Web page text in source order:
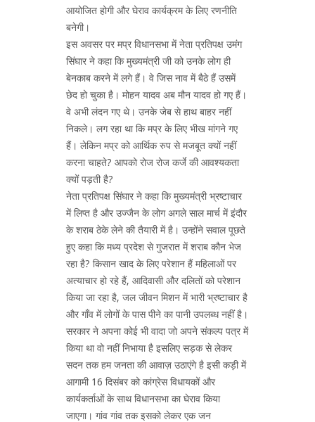
आयोजित होगी और घेराव कार्यक्रम के लिए रणनीति
बनेगी।
इस अवसर पर मप्र विधानसभा में नेता प्रतिपक्ष उमंग
सिंघार ने कहा कि मुख्यमंत्री जी को उनके लोग ही
बेनकाब करने में लगे हैं। वे जिस नाव में बैठे हैं उसमें
छेद हो चुका है। मोहन यादव अब मौन यादव हो गए हैं।
वे अभी लंदन गए थे। उनके जेब से हाथ बाहर नहीं
निकले। लग रहा था कि मप्र के लिए भीख मांगने गए
हैं। लेकिन मप्र को आर्थिक रुप से मजबूत क्यों नहीं
करना चाहते? आपको रोज रोज कर्जे की आवश्यकता
क्यों पड़ती है?
नेता प्रतिपक्ष सिंघार ने कहा कि मुख्यमंत्री भ्रष्टाचार
में लिप्त है और उज्जैन के लोग अगले साल मार्च में इंदौर
के शराब ठेके लेने की तैयारी में है। उन्होंने सवाल पूछते
हुए कहा कि मध्य प्रदेश से गुजरात में शराब कौन भेज
रहा है? किसान खाद के लिए परेशान हैं महिलाओं पर
अत्याचार हो रहे हैं, आदिवासी और दलितों को परेशान
किया जा रहा है, जल जीवन मिशन में भारी भ्रष्टाचार है
और गाँव में लोगों के पास पीने का पानी उपलब्ध नहीं है।
सरकार ने अपना कोई भी वादा जो अपने संकल्प पत्र में
किया था वो नहीं निभाया है इसलिए सड़क से लेकर
सदन तक हम जनता की आवाज़ उठाएंगे है इसी कड़ी में
आगामी 16 दिसंबर को कांग्रेस विधायकों और
कार्यकर्ताओं के साथ विधानसभा का घेराव किया
जाएगा। गांव गांव तक इसको लेकर एक जन